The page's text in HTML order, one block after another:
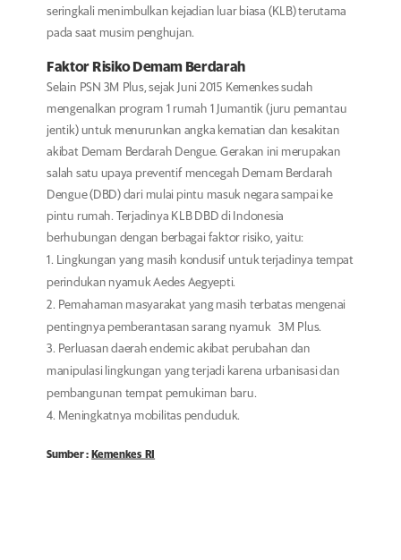
seringkali menimbulkan kejadian luar biasa (KLB) terutama
pada saat musim penghujan.
Faktor Risiko Demam Berdarah
Selain PSN 3M Plus, sejak Juni 2015 Kemenkes sudah
mengenalkan program 1 rumah 1 Jumantik (juru pemantau
jentik) untuk menurunkan angka kematian dan kesakitan
akibat Demam Berdarah Dengue. Gerakan ini merupakan
salah satu upaya preventif mencegah Demam Berdarah
Dengue (DBD) dari mulai pintu masuk negara sampai ke
pintu rumah. Terjadinya KLB DBD di Indonesia
berhubungan dengan berbagai faktor risiko, yaitu:
Lingkungan yang masih kondusif untuk terjadinya tempat
perindukan nyamuk Aedes Aegyepti.
Pemahaman masyarakat yang masih terbatas mengenai
pentingnya pemberantasan sarang nyamuk 3M Plus.
Perluasan daerah endemic akibat perubahan dan
manipulasi lingkungan yang terjadi karena urbanisasi dan
pembangunan tempat pemukiman baru.
Meningkatnya mobilitas penduduk.
Sumber : Kemenkes RI